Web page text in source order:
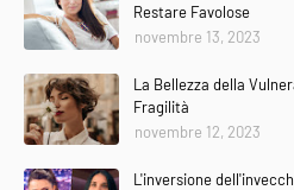
Restare Favolose
novembre 13, 2023
La Bellezza della
Fragilità
novembre 12, 2023
L'inversione